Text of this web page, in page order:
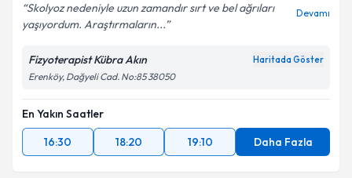
Skolyoz nedeniyle uzun zamandır sırt ve bel ağrıları
yaşıyordum. Araştırmaların...
Devamı
Fizyoterapist Kübra Akın Haritada Göster
Erenköy, Dağyeli Cad. No:85 38050
En Yakın Saatler
16:30
18:20 19:10 Daha Fazla